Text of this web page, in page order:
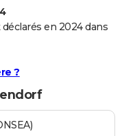
en 2024 dans
?